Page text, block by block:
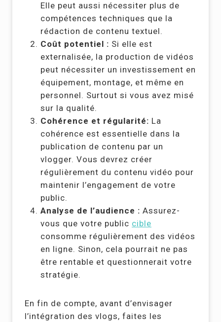
Elle peut aussi nécessiter plus de
compétences techniques que la
rédaction de contenu textuel.
Coût potentiel : Si elle est
externalisée, la production de vidéos
peut nécessiter un investissement en
équipement, montage, et même en
personnel. Surtout si vous avez misé
sur la qualité.
Cohérence et régularité: La
cohérence est essentielle dans la
publication de contenu par un
vlogger. Vous devrez créer
régulièrement du contenu vidéo pour
maintenir l’engagement de votre
public.
Analyse de l’audience : Assurez-
vous que votre public cible
consomme régulièrement des vidéos
en ligne. Sinon, cela pourrait ne pas
être rentable et questionnerait votre
stratégie.
En fin de compte, avant d’envisager
l’intégration des vlogs, faites les